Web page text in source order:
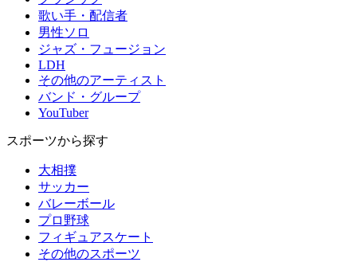
歌い手・配信者
男性ソロ
ジャズ・フュージョン
LDH
その他のアーティスト
バンド・グループ
YouTuber
スポーツから探す
大相撲
サッカー
バレーボール
プロ野球
フィギュアスケート
その他のスポーツ